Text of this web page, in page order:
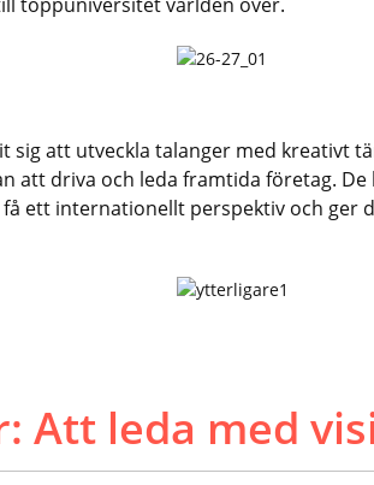
sig att utveckla talanger med
att driva och leda framtida företag.
ett internationellt perspektiv och ger
Att leda med